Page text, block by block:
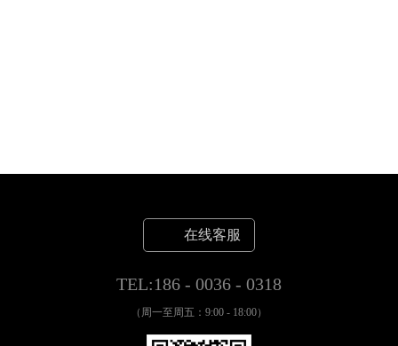
在线客服
TEL:186 - 0036 - 0318
（周一至周五：9:00 - 18:00）